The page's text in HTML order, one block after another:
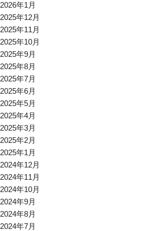
2026年1月
2025年12月
2025年11月
2025年10月
2025年9月
2025年8月
2025年7月
2025年6月
2025年5月
2025年4月
2025年3月
2025年2月
2025年1月
2024年12月
2024年11月
2024年10月
2024年9月
2024年8月
2024年7月